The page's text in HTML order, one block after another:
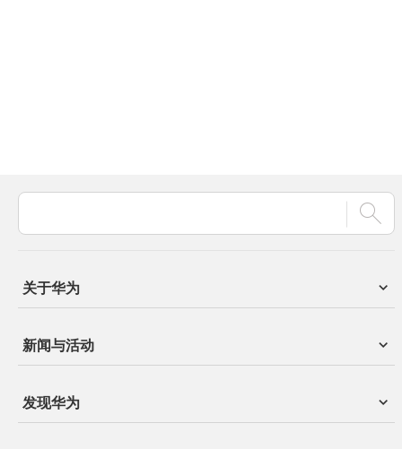
关于华为
新闻与活动
发现华为